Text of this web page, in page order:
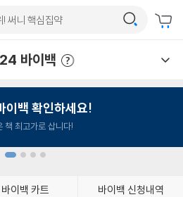
바이백
이백 확인하세요!
책 최고가로 삽니다!
바이백 카트 바이백 신청내역